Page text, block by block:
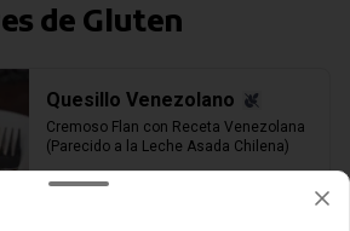
de Gluten
Quesillo Venezolano
Cremoso Flan con Receta Venezolana
(Parecido a la Leche Asada Chilena)